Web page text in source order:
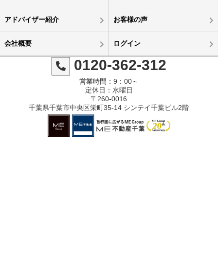
アドバイザー紹介 お客様の声
会社概要 ログイン
0120-362-312
営業時間：9：00～
定休日：水曜日
〒260-0016
千葉県千葉市中央区栄町35-14 シンテイ千葉ビル2階